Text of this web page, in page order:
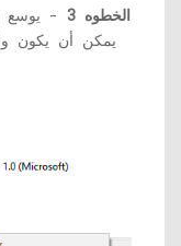
الخطوه 3 - يوسع